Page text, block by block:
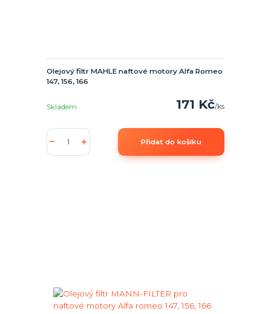
Olejový filtr MAHLE naftové motory Alfa Romeo
147, 156, 166
171 Kč/ks
Skladem
Přidat do košíku